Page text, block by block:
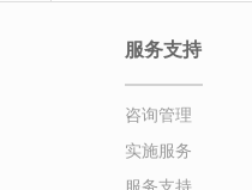
服务支持
咨询管理
实施服务